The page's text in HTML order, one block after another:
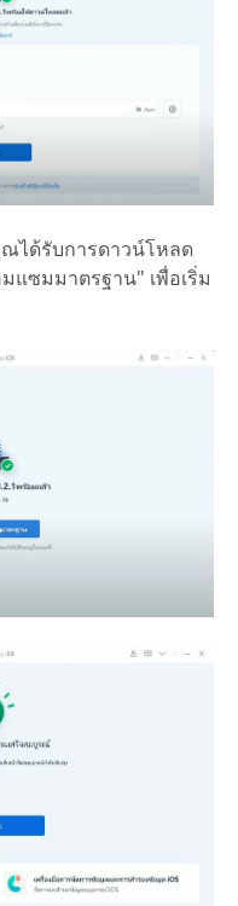
ได้รับการดาวน์โหลด
แซมมาตรฐาน" เพื่อเริ่ม